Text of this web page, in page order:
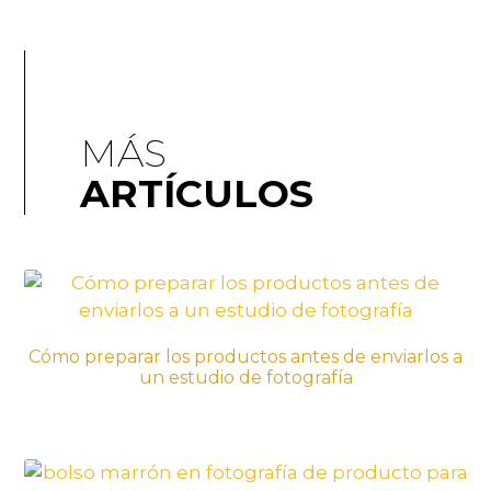
MÁS
ARTÍCULOS
Cómo preparar los productos antes de enviarlos a
un estudio de fotografía